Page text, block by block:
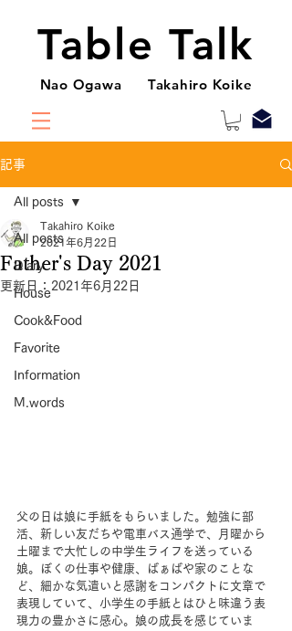
Table Talk
Nao Ogawa Takahiro Koike
記事
All posts
Diary
House
Cook&Food
Favorite
Information
M.words
All posts
Father's Day 2021
Takahiro Koike
2021年6月22日
更新日： 2021年6月22日
父の日は娘に手紙をもらいました。勉強に部
活、新しい友だちや電車バス通学で、月曜から
土曜まで大忙しの中学生ライフを送っている
娘。ぼくの仕事や健康、ばぁばや家のことな
ど、細かな気遣いと感謝をコンパクトに文章で
表現していて、小学生の手紙とはひと味違う表
現力の豊かさに感心。娘の成長を感じていま